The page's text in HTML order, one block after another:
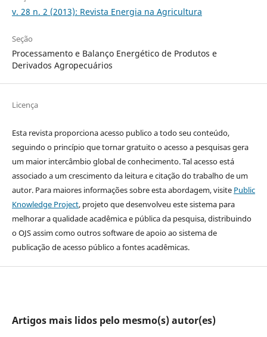
v. 28 n. 2 (2013): Revista Energia na Agricultura
Seção
Processamento e Balanço Energético de Produtos e
Derivados Agropecuários
Licença
Esta revista proporciona acesso publico a todo seu conteúdo,
seguindo o princípio que tornar gratuito o acesso a pesquisas gera
um maior intercâmbio global de conhecimento. Tal acesso está
associado a um crescimento da leitura e citação do trabalho de um
autor. Para maiores informações sobre esta abordagem, visite Public
Knowledge Project, projeto que desenvolveu este sistema para
melhorar a qualidade acadêmica e pública da pesquisa, distribuindo
o OJS assim como outros software de apoio ao sistema de
publicação de acesso público a fontes acadêmicas.
Artigos mais lidos pelo mesmo(s) autor(es)